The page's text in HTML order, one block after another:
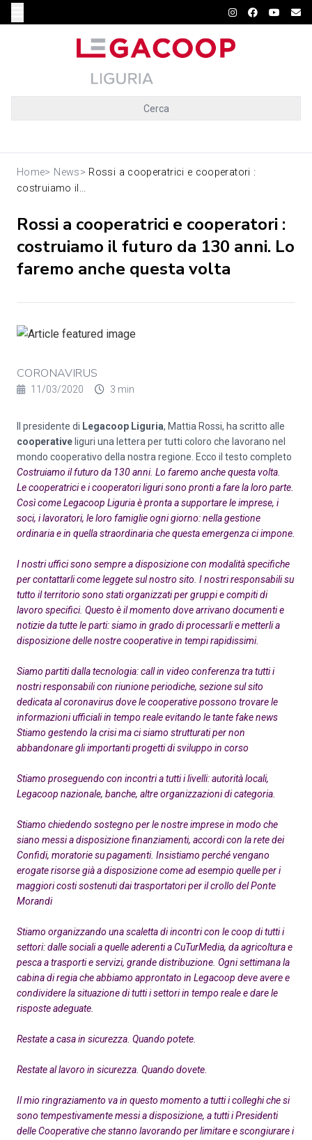
Cerca
Home> News> Rossi a cooperatrici e cooperatori :
costruiamo il...
Rossi a cooperatrici e cooperatori :
costruiamo il futuro da 130 anni. Lo
faremo anche questa volta
CORONAVIRUS
11/03/2020 3 min
Il presidente di Legacoop Liguria, Mattia Rossi, ha scritto alle
cooperative liguri una lettera per tutti coloro che lavorano nel
mondo cooperativo della nostra regione. Ecco il testo completo
Costruiamo il futuro da 130 anni. Lo faremo anche questa volta.
Le cooperatrici e i cooperatori liguri sono pronti a fare la loro parte.
Così come Legacoop Liguria è pronta a supportare le imprese, i
soci, i lavoratori, le loro famiglie ogni giorno: nella gestione
ordinaria e in quella straordinaria che questa emergenza ci impone.
I nostri uffici sono sempre a disposizione con modalità specifiche
per contattarli come leggete sul nostro sito. I nostri responsabili su
tutto il territorio sono stati organizzati per gruppi e compiti di
lavoro specifici. Questo è il momento dove arrivano documenti e
notizie da tutte le parti: siamo in grado di processarli e metterli a
disposizione delle nostre cooperative in tempi rapidissimi.
Siamo partiti dalla tecnologia: call in video conferenza tra tutti i
nostri responsabili con riunione periodiche, sezione sul sito
dedicata al coronavirus dove le cooperative possono trovare le
informazioni ufficiali in tempo reale evitando le tante fake news
Stiamo gestendo la crisi ma ci siamo strutturati per non
abbandonare gli importanti progetti di sviluppo in corso
Stiamo proseguendo con incontri a tutti i livelli: autorità locali,
Legacoop nazionale, banche, altre organizzazioni di categoria.
Stiamo chiedendo sostegno per le nostre imprese in modo che
siano messi a disposizione finanziamenti, accordi con la rete dei
Confidi, moratorie su pagamenti. Insistiamo perché vengano
erogate risorse già a disposizione come ad esempio quelle per i
maggiori costi sostenuti dai trasportatori per il crollo del Ponte
Morandi
Stiamo organizzando una scaletta di incontri con le coop di tutti i
settori: dalle sociali a quelle aderenti a CuTurMedia, da agricoltura e
pesca a trasporti e servizi, grande distribuzione. Ogni settimana la
cabina di regia che abbiamo approntato in Legacoop deve avere e
condividere la situazione di tutti i settori in tempo reale e dare le
risposte adeguate.
Restate a casa in sicurezza. Quando potete.
Restate al lavoro in sicurezza. Quando dovete.
Il mio ringraziamento va in questo momento a tutti i colleghi che si
sono tempestivamente messi a disposizione, a tutti i Presidenti
delle Cooperative che stanno lavorando per limitare e scongiurare i